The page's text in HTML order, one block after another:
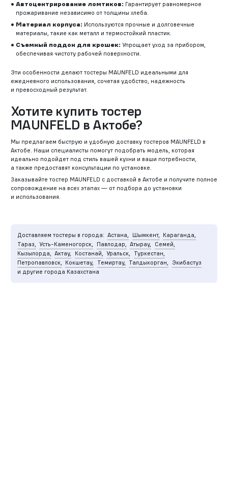
Автоцентрирование ломтиков: Гарантирует равномерное
прожаривание независимо от толщины хлеба.
Материал корпуса: Используются прочные и долговечные
материалы, такие как металл и термостойкий пластик.
Съемный поддон для крошек: Упрощает уход за прибором,
обеспечивая чистоту рабочей поверхности.
Эти особенности делают тостеры MAUNFELD идеальными для
ежедневного использования, сочетая удобство, надежность
и превосходный результат.
Хотите купить тостер
MAUNFELD в Актобе?
Мы предлагаем быструю и удобную доставку тостеров MAUNFELD в
Актобе. Наши специалисты помогут подобрать модель, которая
идеально подойдет под стиль вашей кухни и ваши потребности,
а также предоставят консультации по установке.
Заказывайте тостер MAUNFELD с доставкой в Актобе и получите полное
сопровождение на всех этапах — от подбора до установки
и использования.
Доставляем тостеры в города: Астана, Шымкент,
Караганда,
Тараз,
Усть-Каменогорск, Павлодар, Атырау,
Семей,
Кызылорда,
Актау, Костанай, Уральск,
Туркестан,
Петропавловск,
Кокшетау, Темиртау, Талдыкорган,
Экибастуз
и другие города Казахстана